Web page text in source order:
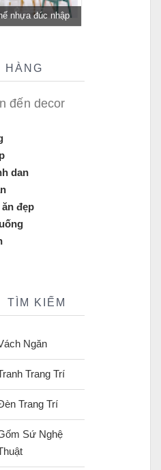
nhựa đúc nhập
GLM117- ghế
HÀNG
đến decor
dan
đẹp
TÌM KIẾM
Ngăn
Trang Trí
Trang Trí
Sứ Nghệ